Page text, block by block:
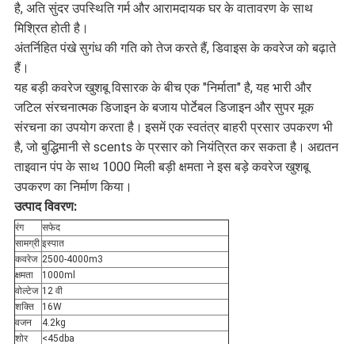
है, अति सुंदर उपस्थिति गर्म और आरामदायक घर के वातावरण के साथ
मिश्रित होती है।
अंतर्निहित पंखे सुगंध की गति को तेज करते हैं, डिवाइस के कवरेज को बढ़ाते
हैं।
यह बड़ी कवरेज खुशबू विसारक के बीच एक "निर्माता" है, यह भारी और
जटिल संरचनात्मक डिजाइन के बजाय पोर्टेबल डिजाइन और सुपर मूक
संरचना का उपयोग करता है। इसमें एक स्वतंत्र बाहरी प्रसार उपकरण भी
है, जो बुद्धिमानी से scents के प्रसार को नियंत्रित कर सकता है। अद्यतन
ताइवान पंप के साथ 1000 मिली बड़ी क्षमता ने इस बड़े कवरेज खुशबू
उपकरण का निर्माण किया।
उत्पाद विवरण:
रंग
सफेद
सामग्री इस्पात
कवरेज 2500-4000m3
क्षमता
1000ml
वोल्टेज 12 वी
शक्ति
16W
वजन
4.2kg
शोर
<45dba